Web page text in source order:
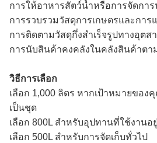
การให้อาหารสัตว์น้ำหรือการจัดกา
การรวบรวมวัสดุการเกษตรและการ
การติดตามวัสดุกึ่งสำเร็จรูปทางอุตส
การนับสินค้าคงคลังในคลังสินค้าตา
วิธีการเลือก
เลือก 1,000 ลิตร หากเป้าหมายขอ
เป็นชุด
เลือก 800L สำหรับอุปทานที่ใช้งานอ
เลือก 500L สำหรับการจัดเก็บทั่วไป